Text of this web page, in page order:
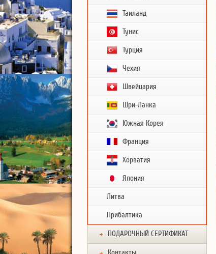
Таиланд
Тунис
Турция
Чехия
Швейцария
Шри-Ланка
Южная Корея
Франция
Хорватия
Япония
Литва
Прибалтика
ПОДАРОЧНЫЙ СЕРТИФИКАТ